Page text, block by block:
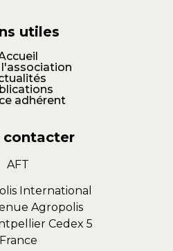
utiles
l'association
adhérent
contacter
AFT
International
Agropolis
Cedex 5
France